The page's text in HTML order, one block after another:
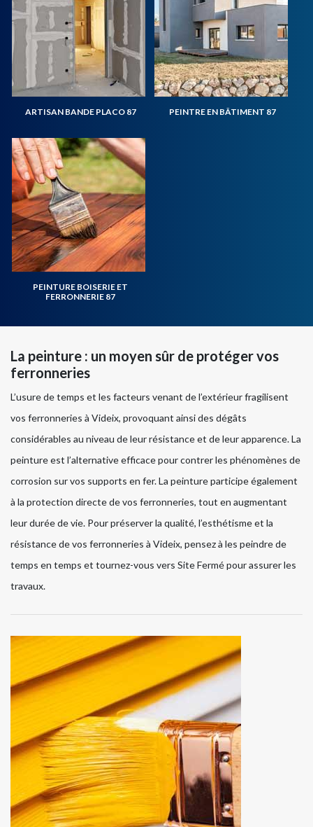
ARTISAN BANDE PLACO 87 PEINTRE EN BÂTIMENT 87
PEINTURE BOISERIE ET
FERRONNERIE 87
La peinture : un moyen sûr de protéger vos
ferronneries
L’usure de temps et les facteurs venant de l’extérieur fragilisent
vos ferronneries à Videix, provoquant ainsi des dégâts
considérables au niveau de leur résistance et de leur apparence. La
peinture est l’alternative efficace pour contrer les phénomènes de
corrosion sur vos supports en fer. La peinture participe également
à la protection directe de vos ferronneries, tout en augmentant
leur durée de vie. Pour préserver la qualité, l’esthétisme et la
résistance de vos ferronneries à Videix, pensez à les peindre de
temps en temps et tournez-vous vers Site Fermé pour assurer les
travaux.